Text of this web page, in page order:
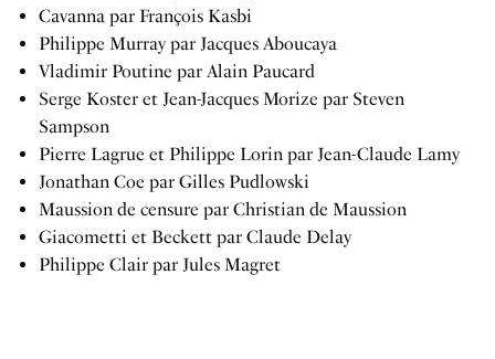
Cavanna par François Kasbi
Philippe Murray par Jacques Aboucaya
Vladimir Poutine par Alain Paucard
Serge Koster et Jean-Jacques Morize par Steven
Sampson
Pierre Lagrue et Philippe Lorin par Jean-Claude Lamy
Jonathan Coe par Gilles Pudlowski
Maussion de censure par Christian de Maussion
Giacometti et Beckett par Claude Delay
Philippe Clair par Jules Magret